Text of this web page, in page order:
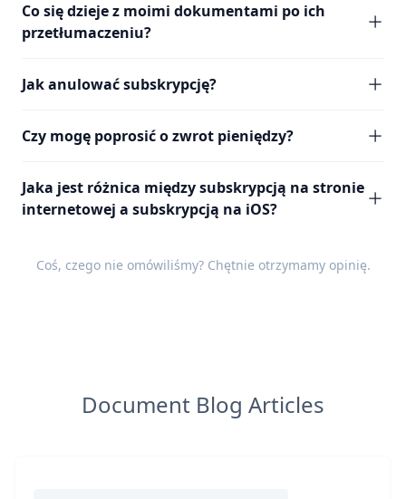
Co się dzieje z moimi dokumentami po ich
przetłumaczeniu?
Jak anulować subskrypcję?
Czy mogę poprosić o zwrot pieniędzy?
Jaka jest różnica między subskrypcją na stronie
internetowej a subskrypcją na iOS?
Coś, czego nie omówiliśmy? Chętnie otrzymamy opinię.
Document Blog Articles